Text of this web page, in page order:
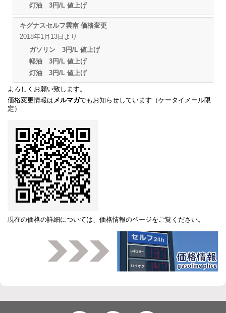
灯油 3円/L 値上げ
キグナスセルフ雲南 価格変更
2018年1月13日より
ガソリン 3円/L 値上げ
軽油 3円/L 値上げ
灯油 3円/L 値上げ
よろしくお願い致します。
価格変更情報はメルマガでもお知らせしています（ケータイメール限
定）
現在の価格の詳細については、 価格情報のページをご覧ください。